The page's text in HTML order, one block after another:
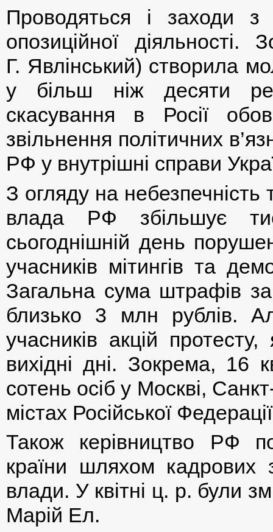
Проводяться і заходи
опозиційної
Г. Явлінський) створила
у більш ніж десяти
скасування в Росії
звільнення політичних
РФ у внутрішні справи
З огляду на
влада РФ збільшує
сьогоднішній день
учасників мітингів та
Загальна сума штрафів
близько 3 млн рублів.
учасників акцій
вихідні дні. Зокрема, 16
сотень осіб у Москві,
містах Російської
Також керівництво РФ
країни шляхом кадрових
влади. У квітні ц. р. були
Марій Ел.